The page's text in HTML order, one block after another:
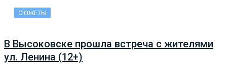
СЮЖЕТЫ
В Высоковске прошла встреча с жителями
ул. Ленина (12+)